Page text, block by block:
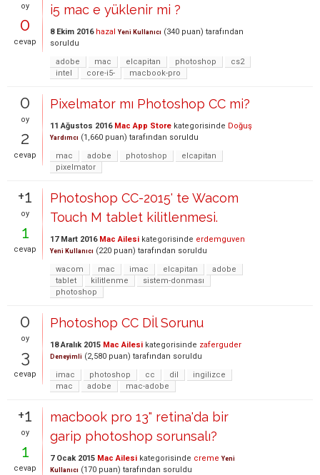
oy
0
cevap
i5 mac e yüklenir mi ?
8 Ekim 2016 hazal Yeni Kullanıcı (340 puan) tarafından
soruldu
adobe
mac elcapitan photoshop
cs2
intel
core-i5- macbook-pro
0
oy
2
cevap
Pixelmator mı Photoshop CC mi?
11 Ağustos 2016 Mac App Store kategorisinde Doğuş
Yardımcı (1,660 puan) tarafından soruldu
mac
adobe photoshop
elcapitan
pixelmator
+1
oy
1
cevap
Photoshop CC-2015' te Wacom
Touch M tablet kilitlenmesi.
17 Mart 2016 Mac Ailesi kategorisinde erdemguven
Yeni Kullanıcı (220 puan) tarafından soruldu
wacom
mac imac elcapitan
adobe
tablet
kilitlenme
sistem-donması
photoshop
0
oy
3
cevap
Photoshop CC Dİl Sorunu
18 Aralık 2015 Mac Ailesi kategorisinde zaferguder
Deneyimli (2,580 puan) tarafından soruldu
imac
photoshop cc dil
ingilizce
mac
adobe mac-adobe
+1
oy
1
cevap
macbook pro 13" retina'da bir
garip photoshop sorunsalı?
7 Ocak 2015 Mac Ailesi kategorisinde creme Yeni
Kullanıcı (170 puan) tarafından soruldu